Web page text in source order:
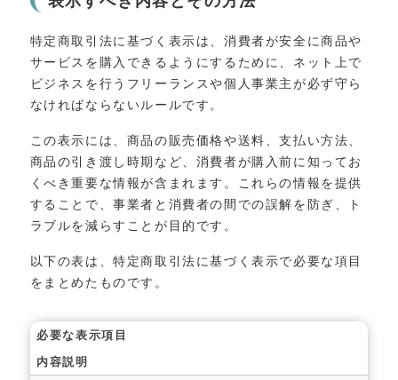
特定商取引法に基づく表示は、消費者が安全に商品や
サービスを購入できるようにするために、ネット上で
ビジネスを行うフリーランスや個人事業主が必ず守ら
なければならないルールです。
この表示には、商品の販売価格や送料、支払い方法、
商品の引き渡し時期など、消費者が購入前に知ってお
くべき重要な情報が含まれます。これらの情報を提供
することで、事業者と消費者の間での誤解を防ぎ、ト
ラブルを減らすことが目的です。
以下の表は、特定商取引法に基づく表示で必要な項目
をまとめたものです。
必要な表示項目
内容説明